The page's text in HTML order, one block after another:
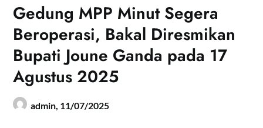
Gedung MPP Minut Segera
Beroperasi, Bakal Diresmikan
Bupati Joune Ganda pada 17
Agustus 2025
admin, 11/07/2025